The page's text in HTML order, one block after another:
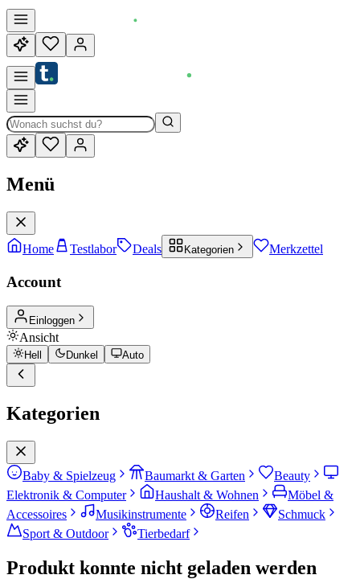
Menü
Home Testlabor Deals Kategorien Merkzettel
Account
Einloggen
Ansicht
Hell Dunkel Auto
Kategorien
Baby & Spielzeug Baumarkt & Garten
Beauty
Elektronik & Computer
Haushalt & Wohnen
Möbel &
Accessoires
Musikinstrumente Reifen
Schmuck
Sport & Outdoor
Tierbedarf
Produkt konnte nicht geladen werden